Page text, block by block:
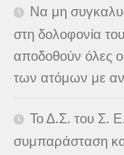
Να μη
στη δολοφονία
αποδοθούν όλες
των ατόμων με
Το Δ.Σ. του Σ.
συμπαράσταση